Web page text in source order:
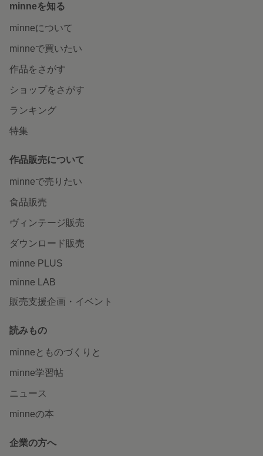
minneを知る
minneについて
minneで買いたい
作品をさがす
ショップをさがす
ランキング
特集
作品販売について
minneで売りたい
食品販売
ヴィンテージ販売
ダウンロード販売
minne PLUS
minne LAB
販売支援企画・イベント
読みもの
minneとものづくりと
minne学習帖
ニュース
minneの本
企業の方へ